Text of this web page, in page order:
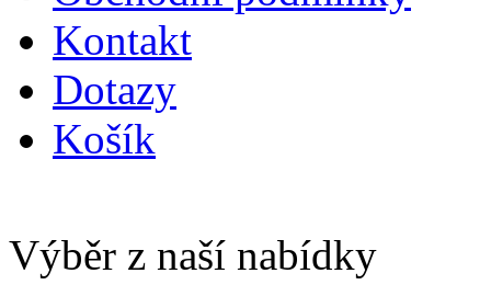
Kontakt
Dotazy
Košík
Výběr z naší nabídky